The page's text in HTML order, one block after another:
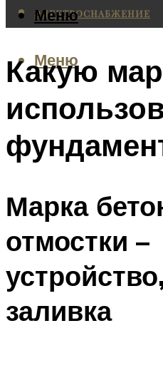
ЭЛЕКТРОСНАБЖЕНИЕ
Меню
Меню
Какую
Марка
отмостки –
заливка